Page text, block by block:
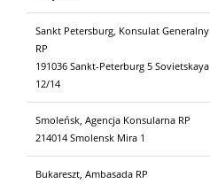
Sankt Petersburg, Konsulat Generalny
RP
191036 Sankt-Peterburg 5 Sovietskaya
12/14
Smoleńsk, Agencja Konsularna RP
214014 Smolensk Mira 1
Bukareszt, Ambasada RP